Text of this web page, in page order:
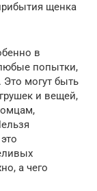
щенка
в
попытки,
могут быть
и вещей,
а чего